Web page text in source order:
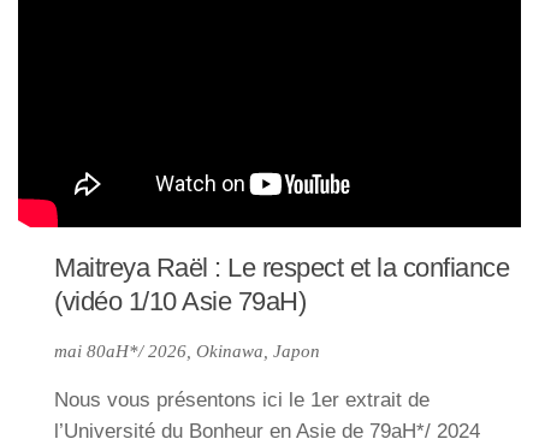
Maitreya Raël : Le respect et la confiance
(vidéo 1/10 Asie 79aH)
mai 80aH*/ 2026, Okinawa, Japon
Nous vous présentons ici le 1er extrait de
l’Université du Bonheur en Asie de 79aH*/ 2024